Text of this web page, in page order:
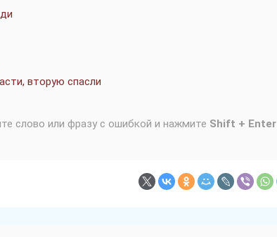
вторую спасли
слово или фразу с ошибкой и нажмите Shift + Enter